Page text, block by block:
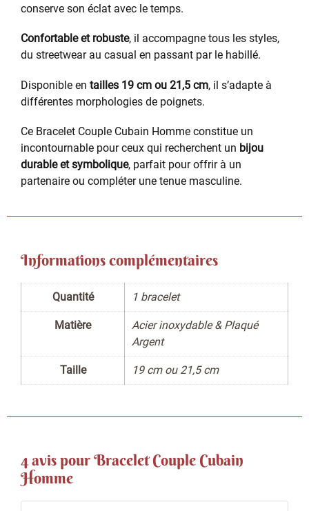
conserve son éclat avec le temps.
Confortable et robuste, il accompagne tous les styles,
du streetwear au casual en passant par le habillé.
Disponible en tailles 19 cm ou 21,5 cm, il s’adapte à
différentes morphologies de poignets.
Ce Bracelet Couple Cubain Homme constitue un
incontournable pour ceux qui recherchent un bijou
durable et symbolique, parfait pour offrir à un
partenaire ou compléter une tenue masculine.
Informations complémentaires
Quantité 1 bracelet
Matière
Acier inoxydable & Plaqué
Argent
Taille 19 cm ou 21,5 cm
4 avis pourBracelet Couple Cubain
Homme